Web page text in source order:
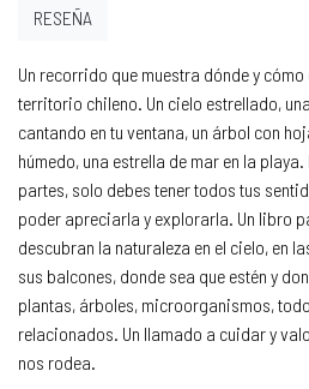
Un recorrido que muestra dónde y
territorio chileno. Un cielo estrellado,
cantando en tu ventana, un árbol con
húmedo, una estrella de mar en la
partes, solo debes tener todos tus
poder apreciarla y explorarla. Un libro
descubran la naturaleza en el cielo, en
sus balcones, donde sea que estén y
plantas, árboles, microorganismos,
relacionados. Un llamado a cuidar y
nos rodea.
RESEÑA